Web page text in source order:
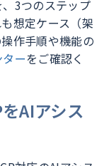
3つのステップ
想定ケース（架
作手順や機能の
ーをご確認く
AIアシス